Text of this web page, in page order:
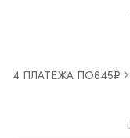
4 ПЛАТЕЖА ПО645₽